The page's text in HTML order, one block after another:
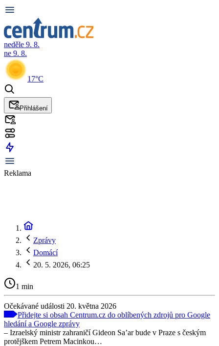
neděle 9. 8.
ne 9. 8.
17°C
Přihlášení
Reklama
Zprávy
Domácí
20. 5. 2026, 06:25
1 min
Očekávané události 20. května 2026
Přidejte si obsah Centrum.cz do oblíbených zdrojů pro Google
hledání a Google zprávy
– Izraelský ministr zahraničí Gideon Sa’ar bude v Praze s českým
protějškem Petrem Macinkou…